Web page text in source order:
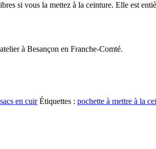
si vous la mettez à la ceinture. Elle est
à Besançon en Franche-Comté.
en cuir Étiquettes : pochette à mettre à la